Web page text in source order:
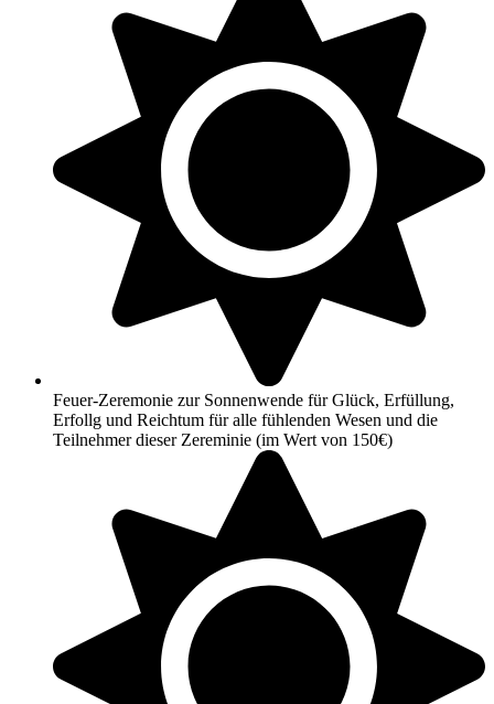
Feuer-Zeremonie zur Sonnenwende für Glück, Erfüllung,
Erfollg und Reichtum für alle fühlenden Wesen und die
Teilnehmer dieser Zereminie (im Wert von 150€)